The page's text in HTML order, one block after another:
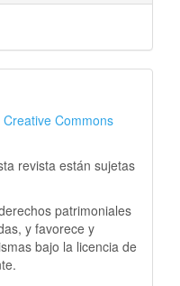
Creative Commons
revista están sujetas
patrimoniales
y favorece y
bajo la licencia de